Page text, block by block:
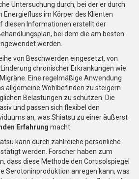
Untersuchung durch, bei der er durch
im Körper des Klienten
diesen Informationen erstellt der
bei dem die am besten
werden.
von Beschwerden eingesetzt, von
chronischer Erkrankungen wie
Eine regelmäßige Anwendung
allgemeine Wohlbefinden zu steigern
Belastungen zu schützen. Die
und passen sich flexibel den
an, was Shiatsu zu einer äußerst
Erfahrung macht.
kann durch zahlreiche persönliche
werden. Forscher haben zum
dass diese Methode den Cortisolspiegel
Serotoninproduktion anregen kann, was